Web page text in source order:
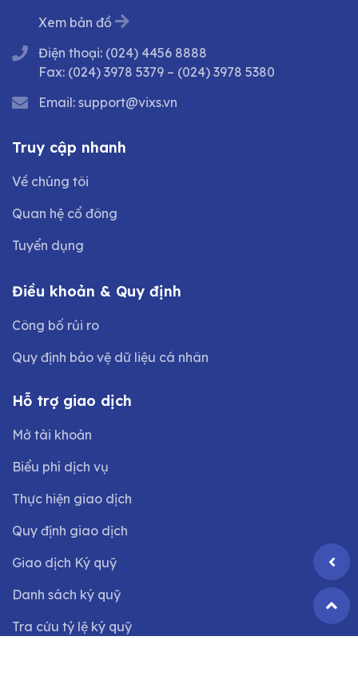
Xem bản đồ
Điện thoại: (024) 4456 8888
Fax: (024) 3978 5379 – (024) 3978 5380
Email: support@vixs.vn
Truy cập nhanh
Về chúng tôi
Quan hệ cổ đông
Tuyển dụng
Điều khoản & Quy định
Công bố rủi ro
Quy định bảo vệ dữ liệu cá nhân
Hỗ trợ giao dịch
Mở tài khoản
Biểu phí dịch vụ
Thực hiện giao dịch
Quy định giao dịch
Giao dịch Ký quỹ
Danh sách ký quỹ
Tra cứu tỷ lệ ký quỹ